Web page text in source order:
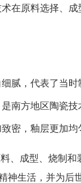
在原料选择、
腻，代表了当时
南方地区陶瓷技
密，釉层更加均
、成型、烧制
神生活，并为后